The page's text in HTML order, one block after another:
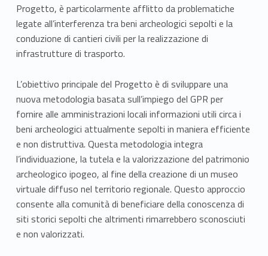
Progetto, è particolarmente afflitto da problematiche
legate all’interferenza tra beni archeologici sepolti e la
conduzione di cantieri civili per la realizzazione di
infrastrutture di trasporto.
L’obiettivo principale del Progetto è di sviluppare una
nuova metodologia basata sull’impiego del GPR per
fornire alle amministrazioni locali informazioni utili circa i
beni archeologici attualmente sepolti in maniera efficiente
e non distruttiva. Questa metodologia integra
l’individuazione, la tutela e la valorizzazione del patrimonio
archeologico ipogeo, al fine della creazione di un museo
virtuale diffuso nel territorio regionale. Questo approccio
consente alla comunità di beneficiare della conoscenza di
siti storici sepolti che altrimenti rimarrebbero sconosciuti
e non valorizzati.